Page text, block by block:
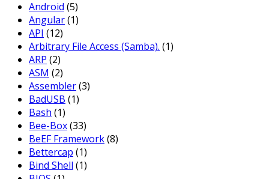
Android (5)
Angular(1)
API (12)
Arbitrary File Access (Samba). (1)
ARP (2)
ASM (2)
Assembler(3)
BadUSB (1)
Bash (1)
Bee-Box(33)
BeEF Framework(8)
Bettercap (1)
Bind Shell (1)